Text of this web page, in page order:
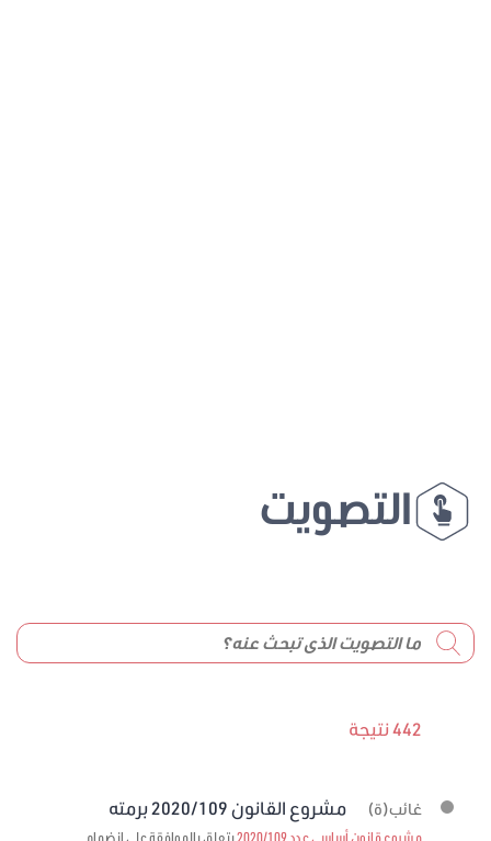
التصويت
442 نتيجة
غائب(ة) مشروع القانون 2020/109 برمته